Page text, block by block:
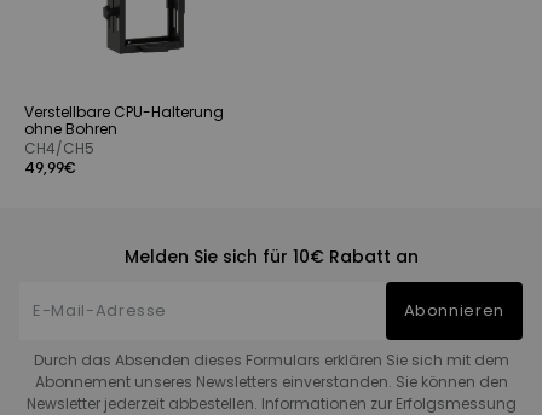
Verstellbare CPU-Halterung
ohne Bohren
CH4/CH5
49,99€
Melden Sie sich für 10€ Rabatt an
Abonnieren
Durch das Absenden dieses Formulars erklären Sie sich mit dem
Abonnement unseres Newsletters einverstanden. Sie können den
Newsletter jederzeit abbestellen. Informationen zur Erfolgsmessung